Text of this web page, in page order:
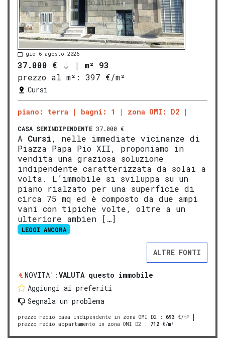
gio 6 agosto 2026
37.000 € | m² 93
prezzo al m²:
397 €/m²
Cursi
piano: terra bagni: 1 zona OMI: D2
CASA SEMINDIPENDENTE 37.000 €
A Cursi, nelle immediate vicinanze di
Piazza Papa Pio XII, proponiamo in
vendita una graziosa soluzione
indipendente caratterizzata da solai a
volta. L’immobile si sviluppa su un
piano rialzato per una superficie di
circa 75 mq ed è composto da due ampi
vani con tipiche volte, oltre a un
ulteriore ambien […]
LEGGI ANCORA
ALTRE FONTI
NOVITA':VALUTA questo immobile
Aggiungi ai preferiti
Segnala un problema
prezzo medio casa indipendente in zona OMI D2 : 693 €/m²
prezzo medio appartamento in zona OMI D2 : 712 €/m²